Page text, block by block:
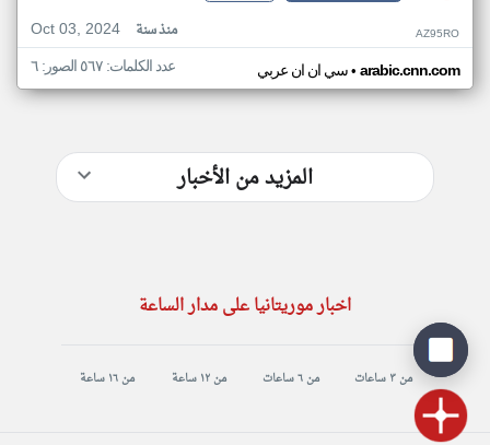
Oct 03, 2024
منذ سنة AZ95RO
سي ان ان عربي• arabic.cnn.com عدد الكلمات: ٥٦٧ الصور: ٦
المزيد من الأخبار
اخبار موريتانيا على مدار الساعة
من ٣ ساعات من ٦ ساعات من ١٢ ساعة من ١٦ ساعة